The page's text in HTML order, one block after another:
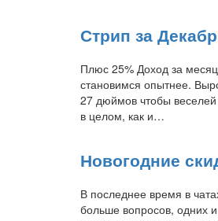
Стрип за
Плюс 25% Доход за
становимся опытнее.
27 дюймов чтобы
в целом, как и…
Новогодние
В последнее время в
больше вопросов, одних